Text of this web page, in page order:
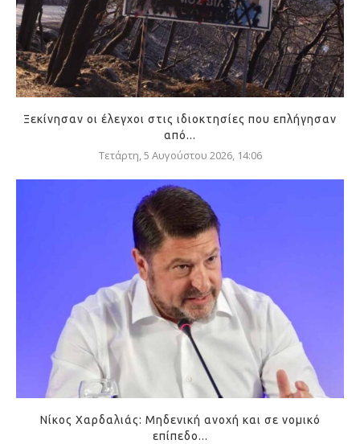
Ξεκίνησαν οι έλεγχοι στις ιδιοκτησίες που επλήγησαν
από...
Τετάρτη, 5 Αυγούστου 2026, 14:06
Νίκος Χαρδαλιάς: Μηδενική ανοχή και σε νομικό
επίπεδο...